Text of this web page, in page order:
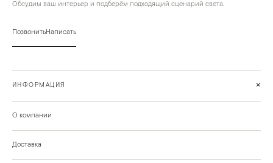
Обсудим ваш интерьер и подберём подходящий сценарий света.
ПозвонитьНаписать
ИНФОРМАЦИЯ +
О компании
Доставка